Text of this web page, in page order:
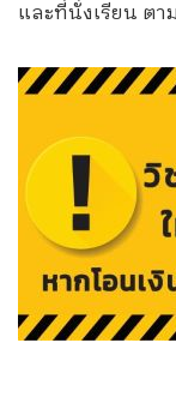
และที่นั่งเรียน ตา